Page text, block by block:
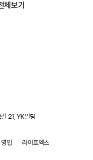
체보기
21, YK빌딩
입
라이프엑스